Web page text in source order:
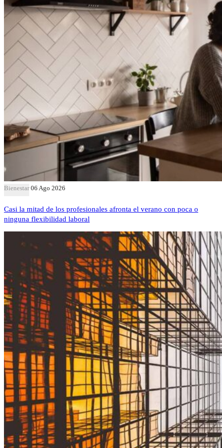
Bienestar 06 Ago 2026
Casi la mitad de los profesionales afronta el verano con poca o
ninguna flexibilidad laboral